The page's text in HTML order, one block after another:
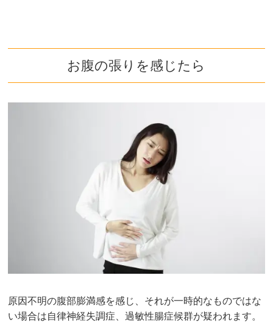
お腹の張りを感じたら
原因不明の腹部膨満感を感じ、それが一時的なものではな
い場合は自律神経失調症、過敏性腸症候群が疑われます。